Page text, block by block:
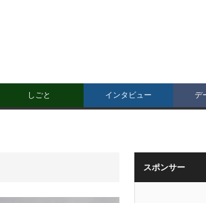
しごと インタビュー デ
スポンサー